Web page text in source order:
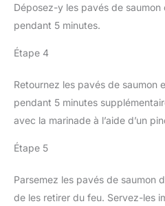
Déposez-y les pavés de
pendant 5 minutes.
Étape 4
Retournez les pavés de saumon
pendant 5 minutes
avec la marinade à l’aide d’un
Étape 5
Parsemez les pavés de saumon
de les retirer du feu. Servez-les